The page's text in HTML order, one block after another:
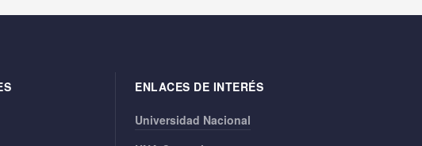
ENLACES DE INTERÉS
Universidad Nacional